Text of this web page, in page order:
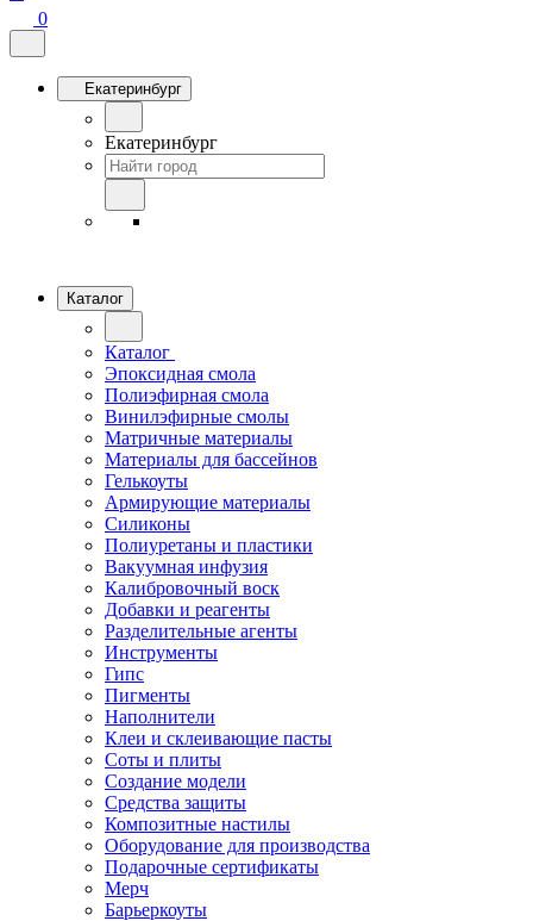
0
Екатеринбург
Екатеринбург
Каталог
Каталог
Эпоксидная смола
Полиэфирная смола
Винилэфирные смолы
Матричные материалы
Материалы для бассейнов
Гелькоуты
Армирующие материалы
Силиконы
Полиуретаны и пластики
Вакуумная инфузия
Калибровочный воск
Добавки и реагенты
Разделительные агенты
Инструменты
Гипс
Пигменты
Наполнители
Клеи и склеивающие пасты
Соты и плиты
Создание модели
Средства защиты
Композитные настилы
Оборудование для производства
Подарочные сертификаты
Мерч
Барьеркоуты